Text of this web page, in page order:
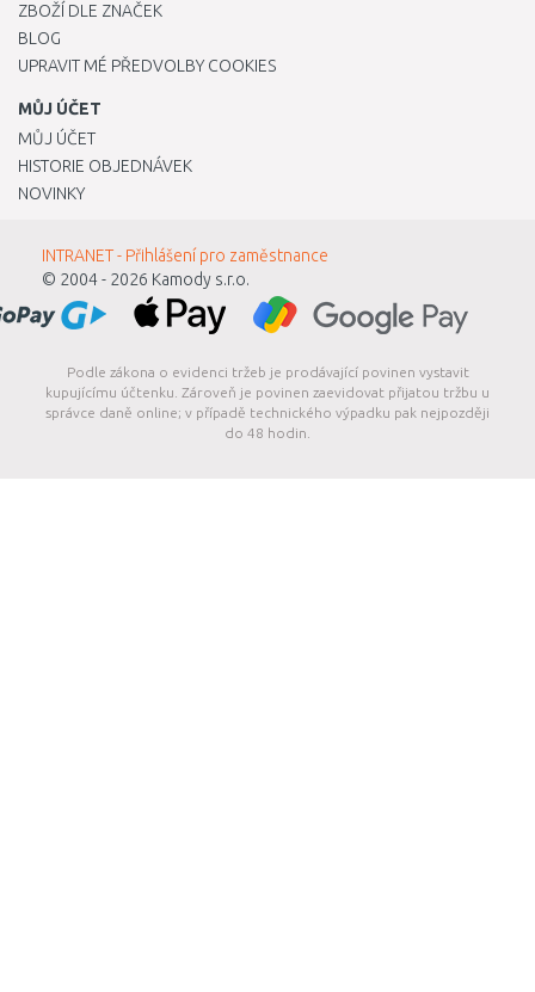
ZBOŽÍ DLE ZNAČEK
BLOG
UPRAVIT MÉ PŘEDVOLBY COOKIES
MŮJ ÚČET
MŮJ ÚČET
HISTORIE OBJEDNÁVEK
NOVINKY
INTRANET - Přihlášení pro zaměstnance
© 2004 - 2026 Kamody s.r.o.
Podle zákona o evidenci tržeb je prodávající povinen vystavit
kupujícímu účtenku. Zároveň je povinen zaevidovat přijatou tržbu u
správce daně online; v případě technického výpadku pak nejpozději
do 48 hodin.